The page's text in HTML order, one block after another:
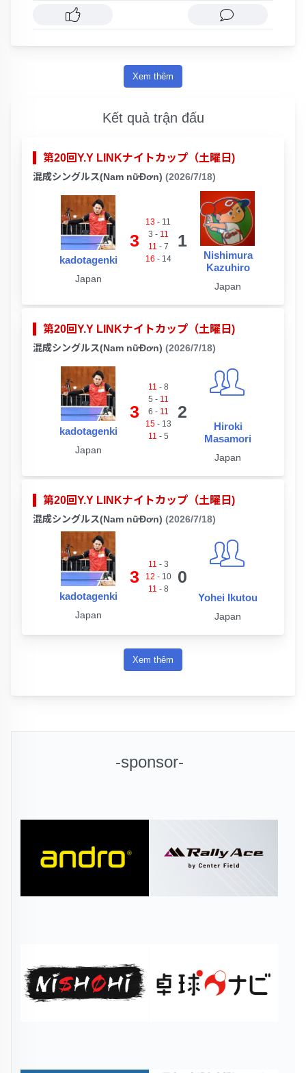
Xem thêm
Kết quả trận đấu
第20回Y.Y LINKナイトカップ（土曜日)
混成シングルス(Nam nữĐơn) (2026/7/18)
kadotagenki
Japan
3
13 - 11
3 - 11
11 - 7
16 - 14
1
Nishimura
Kazuhiro
Japan
第20回Y.Y LINKナイトカップ（土曜日)
混成シングルス(Nam nữĐơn) (2026/7/18)
kadotagenki
Japan
3
11 - 8
5 - 11
6 - 11
15- 13
11 - 5
2
Hiroki
Masamori
Japan
第20回Y.Y LINKナイトカップ（土曜日)
混成シングルス(Nam nữĐơn) (2026/7/18)
kadotagenki
Japan
3
11 - 3
12 - 10
11 - 8
0
Yohei Ikutou
Japan
Xem thêm
-sponsor-